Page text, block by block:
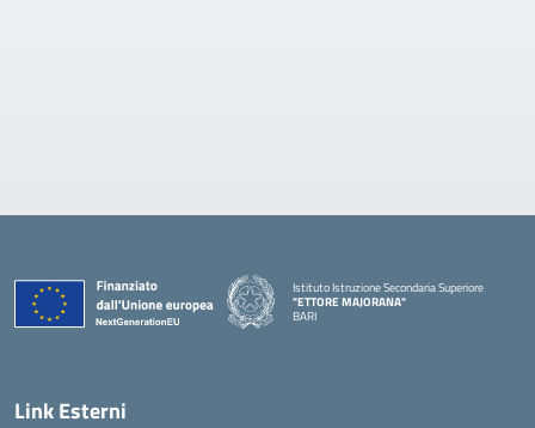
Istituto Istruzione Secondaria Superiore
"ETTORE MAJORANA"
BARI
Link Esterni